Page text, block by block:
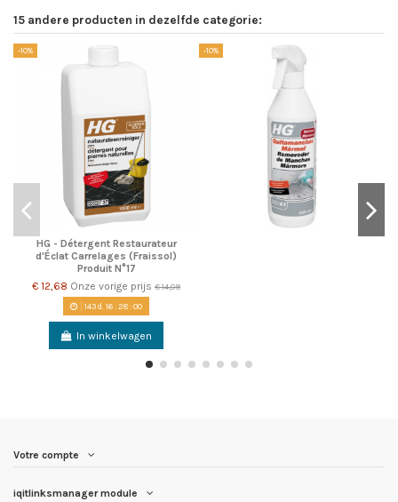
15 andere producten in dezelfde categorie:
-10%
HG - Détergent Restaurateur
d'Éclat Carrelages (Fraissol)
Produit N°17
€ 12,68 Onze vorige prijs € 14,09
143d. 16:28:00
In winkelwagen
-10%
Votre compte
iqitlinksmanager module